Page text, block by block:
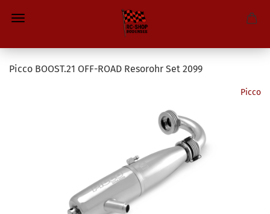
Picco BOOST.21 OFF-ROAD Resorohr Set 2099
Picco